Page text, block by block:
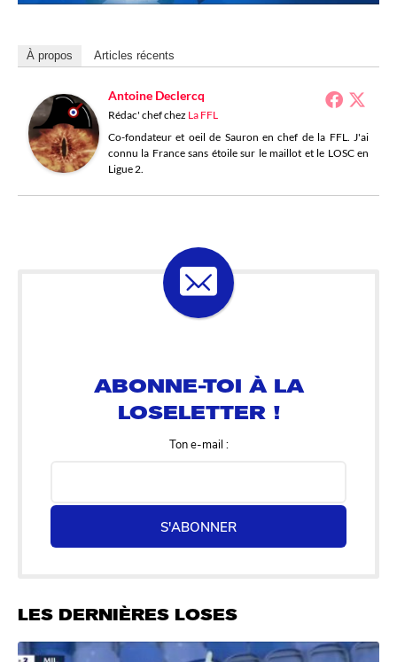
À propos Articles récents
Antoine Declercq
Rédac' chefchez La FFL
Co-fondateur et oeil de Sauron en chef de la FFL. J'ai
connu la France sans étoile sur le maillot et le LOSC en
Ligue 2.
Ton e-mail :
S'ABONNER
LES DERNIÈRES LOSES